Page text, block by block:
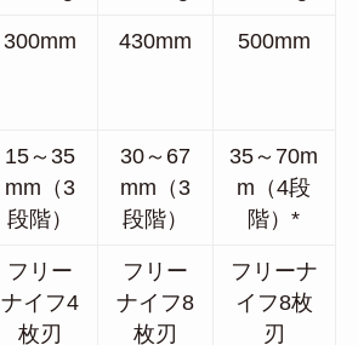
300mm 430mm 500mm
15～35
mm（3
段階）
30～67
mm（3
段階）
35～70m
m（4段
階）*
フリー
ナイフ4
枚刃
フリー
ナイフ8
枚刃
フリーナ
イフ8枚
刃